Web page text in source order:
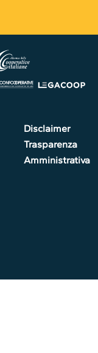
Disclaimer
Trasparenza
Amministrativa